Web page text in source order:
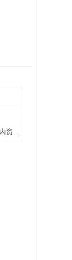
有限责任公司，个体工商户，个人独资，内资，外资